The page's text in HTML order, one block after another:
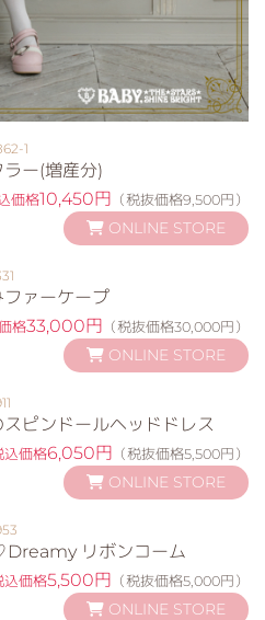
1
ー(増産分)
価格10,450円 （税抜価格9,500円）
ONLINE STORE
ァーケープ
格33,000円 （税抜価格30,000円）
ONLINE STORE
ピンドールヘッドドレス
込価格6,050円 （税抜価格5,500円）
ONLINE STORE
リボンコーム
込価格5,500円 （税抜価格5,000円）
ONLINE STORE